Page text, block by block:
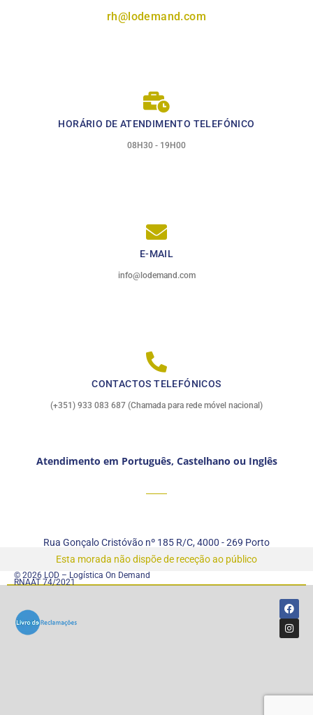
rh@lodemand.com
HORÁRIO DE ATENDIMENTO TELEFÓNICO
08H30 - 19H00
E-MAIL
info@lodemand.com
CONTACTOS TELEFÓNICOS
(+351) 933 083 687 (Chamada para rede móvel nacional)
Atendimento em Português, Castelhano ou Inglês
Rua Gonçalo Cristóvão nº 185 R/C, 4000 - 269 Porto
Esta morada não dispõe de receção ao público
© 2026 LOD – Logística On Demand
RNAAT 74/2021